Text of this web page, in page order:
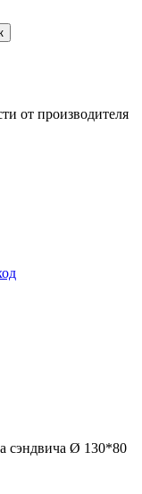
от производителя
сэндвича Ø 130*80